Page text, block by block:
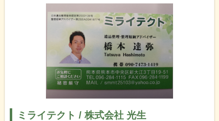
ミライテクト / 株式会社 光生